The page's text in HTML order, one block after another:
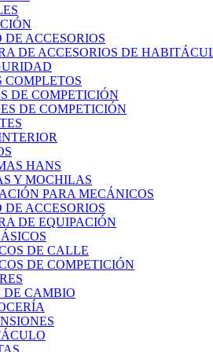
DE ACCESORIOS
DE ACCESORIOS DE
COMPLETOS
DE COMPETICIÓN
DE COMPETICIÓN
HANS
Y MOCHILAS
PARA MECÁNICOS
DE ACCESORIOS
DE EQUIPACIÓN
DE CALLE
DE COMPETICIÓN
DE CAMBIO